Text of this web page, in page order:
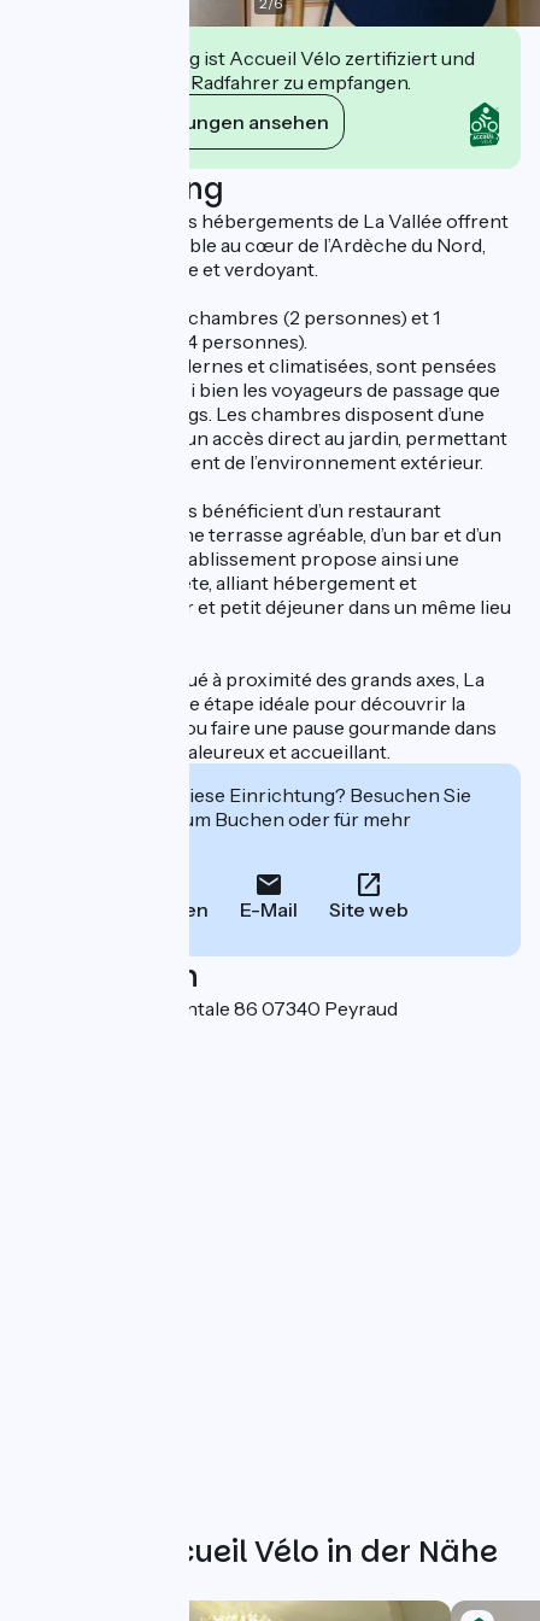
Diese Einrichtung ist Accueil Vélo zertifiziert und
verpflichtet sich, Radfahrer zu empfangen.
Ihre Verpflichtungen ansehen
Beschreibung
Situés à Peyraud, les hébergements de La Vallée offrent
une étape confortable au cœur de l’Ardèche du Nord,
dans un cadre calme et verdoyant.
Nous proposons 2 chambres (2 personnes) et 1
chambre familiale (4 personnes).
Les chambres, modernes et climatisées, sont pensées
pour accueillir aussi bien les voyageurs de passage que
les séjours plus longs. Les chambres disposent d’une
terrasse et offrent un accès direct au jardin, permettant
de profiter pleinement de l’environnement extérieur.
Sur place, les clients bénéficient d’un restaurant
bistronomique, d’une terrasse agréable, d’un bar et d’un
parking gratuit. L’établissement propose ainsi une
expérience complète, alliant hébergement et
restauration du soir et petit déjeuner dans un même lieu
Facile d’accès et situé à proximité des grands axes, La
Vallée constitue une étape idéale pour découvrir la
région, se reposer ou faire une pause gourmande dans
un cadre simple, chaleureux et accueillant.
Interessiert Sie diese Einrichtung? Besuchen Sie
deren Website zum Buchen oder für mehr
Anrufen E-Mail Site web
Localisation
1 Route départementale 86 07340 Peyraud
Weitere Accueil Vélo in der Nähe